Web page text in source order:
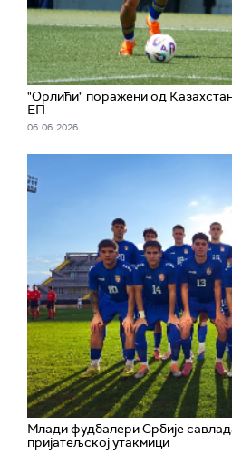
"Орлићи" поражени од
ЕП
06. 06. 2026.
Млади фудбалери Србије
пријатељској утакмици